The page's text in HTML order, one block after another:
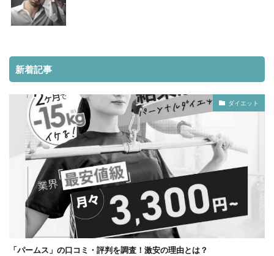
新着記事
ダイエット
「パームス」の口コミ・評判を調査！激安の理由とは？